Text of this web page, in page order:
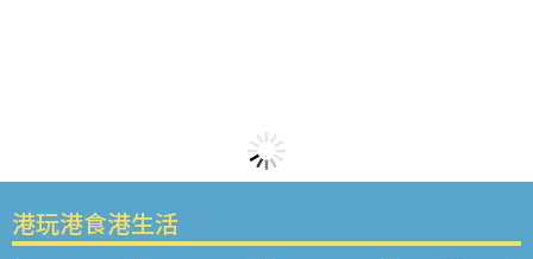
港玩港食港生活